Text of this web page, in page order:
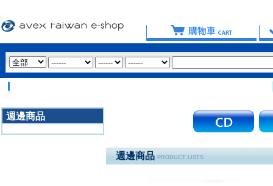
週邊商品
週邊商品 PRODUCT LISTS